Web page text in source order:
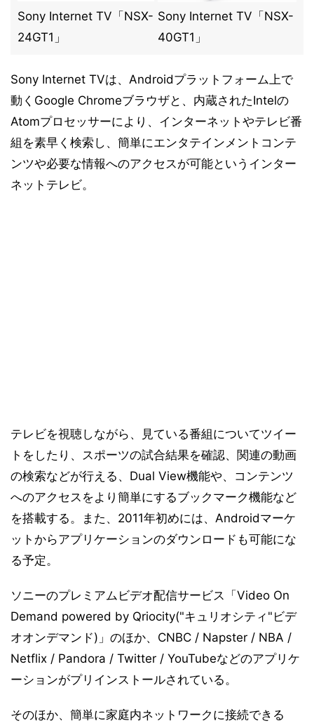
Sony Internet TV「NSX-
24GT1」
Sony Internet TV「NSX-
40GT1」
Sony Internet TVは、Androidプラットフォーム上で
動くGoogle Chromeブラウザと、内蔵されたIntelの
Atomプロセッサーにより、インターネットやテレビ番
組を素早く検索し、簡単にエンタテインメントコンテ
ンツや必要な情報へのアクセスが可能というインター
ネットテレビ。
テレビを視聴しながら、見ている番組についてツイー
トをしたり、スポーツの試合結果を確認、関連の動画
の検索などが行える、Dual View機能や、コンテンツ
へのアクセスをより簡単にするブックマーク機能など
を搭載する。また、2011年初めには、Androidマーケ
ットからアプリケーションのダウンロードも可能にな
る予定。
ソニーのプレミアムビデオ配信サービス「Video On
Demand powered by Qriocity("キュリオシティ"ビデ
オオンデマンド)」のほか、CNBC / Napster / NBA /
Netflix / Pandora / Twitter / YouTubeなどのアプリケ
ーションがプリインストールされている。
そのほか、簡単に家庭内ネットワークに接続できる